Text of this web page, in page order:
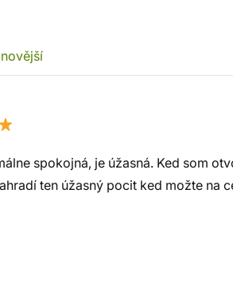
spokojná, je úžasná. Ked som
ten úžasný pocit ked možte na